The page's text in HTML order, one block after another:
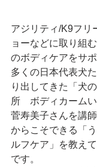
アジリティ/K9フリ
ョーなどに取り組
のボディケアをサ
多くの日本代表犬
り出してきた「犬
所　ボディカーム
菅寿美子さんを講
からこそできる「
ルフケア」を教え
です。